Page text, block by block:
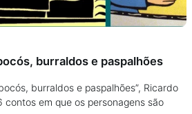
burraldos e paspalhões
burraldos e paspalhões”, Ricardo
contos em que os personagens são